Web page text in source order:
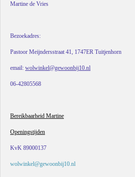
Martine de Vries
Bezoekadres:
Pastoor Meijndersstraat 41, 1747ER Tuitjenhorn
email: wolwinkel@gewoonbij10.nl
06-42805568
Bereikbaarheid Martine
Openingstijden
KvK 89000137
wolwinkel@gewoonbij10.nl